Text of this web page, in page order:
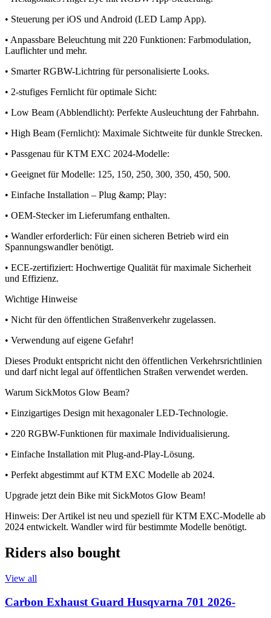
• Steuerung per iOS und Android (LED Lamp App).
• Anpassbare Beleuchtung mit 220 Funktionen: Farbmodulation,
Lauflichter und mehr.
• Smarter RGBW-Lichtring für personalisierte Looks.
• 2-stufiges Fernlicht für optimale Sicht:
• Low Beam (Abblendlicht): Perfekte Ausleuchtung der Fahrbahn.
• High Beam (Fernlicht): Maximale Sichtweite für dunkle Strecken.
• Passgenau für KTM EXC 2024-Modelle:
• Geeignet für Modelle: 125, 150, 250, 300, 350, 450, 500.
• Einfache Installation – Plug &amp; Play:
• OEM-Stecker im Lieferumfang enthalten.
• Wandler erforderlich: Für einen sicheren Betrieb wird ein
Spannungswandler benötigt.
• ECE-zertifiziert: Hochwertige Qualität für maximale Sicherheit
und Effizienz.
Wichtige Hinweise
• Nicht für den öffentlichen Straßenverkehr zugelassen.
• Verwendung auf eigene Gefahr!
Dieses Produkt entspricht nicht den öffentlichen Verkehrsrichtlinien
und darf nicht legal auf öffentlichen Straßen verwendet werden.
Warum SickMotos Glow Beam?
• Einzigartiges Design mit hexagonaler LED-Technologie.
• 220 RGBW-Funktionen für maximale Individualisierung.
• Einfache Installation mit Plug-and-Play-Lösung.
• Perfekt abgestimmt auf KTM EXC Modelle ab 2024.
Upgrade jetzt dein Bike mit SickMotos Glow Beam!
Hinweis: Der Artikel ist neu und speziell für KTM EXC-Modelle ab
2024 entwickelt. Wandler wird für bestimmte Modelle benötigt.
Riders also bought
View all
Carbon Exhaust Guard Husqvarna 701 2026-